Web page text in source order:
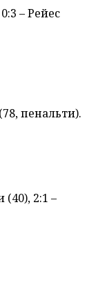
– Рейес
пенальти).
(40), 2:1 –